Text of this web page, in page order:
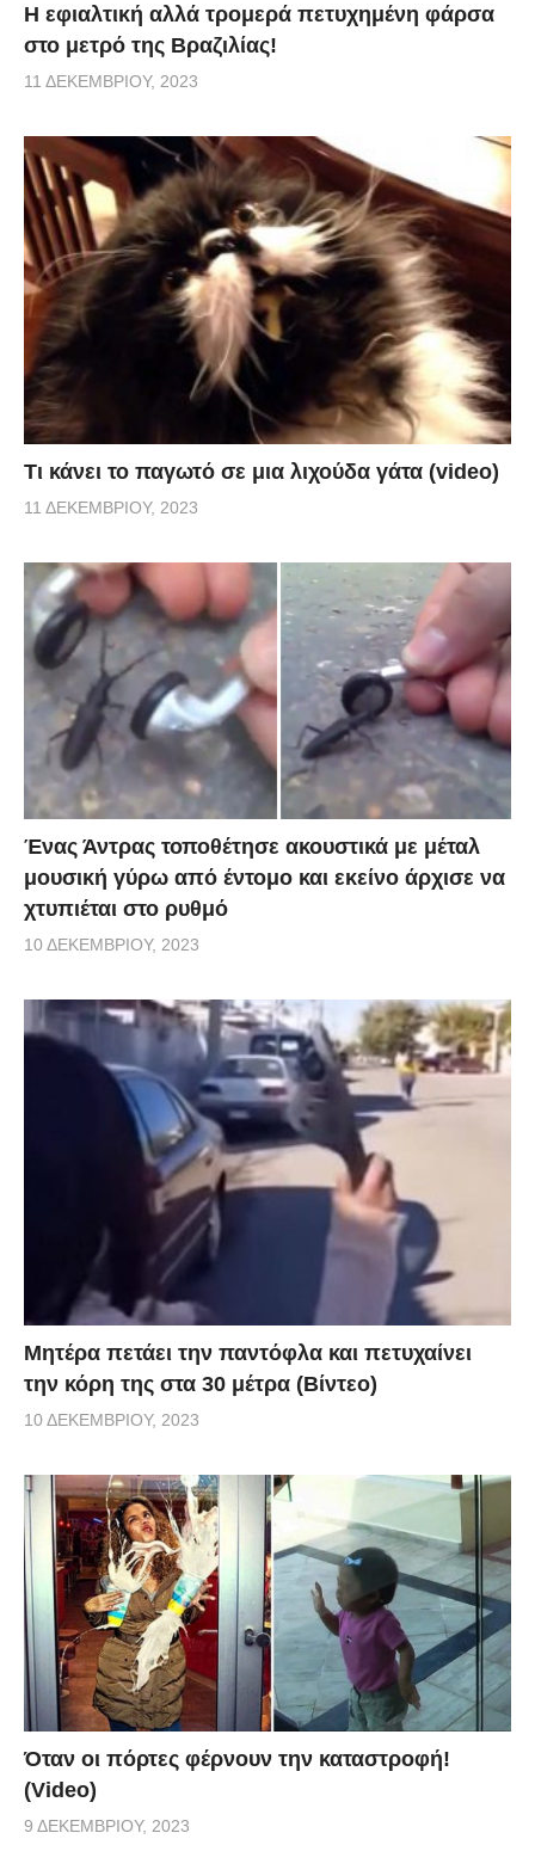
H εφιαλτική αλλά τρομερά πετυχημένη φάρσα
στο μετρό της Βραζιλίας!
11 ΔΕΚΕΜΒΡΊΟΥ, 2023
Τι κάνει το παγωτό σε μια λιχούδα γάτα (video)
11 ΔΕΚΕΜΒΡΊΟΥ, 2023
Ένας Άντρας τοποθέτησε ακουστικά με μέταλ
μουσική γύρω από έντομο και εκείνο άρχισε να
χτυπιέται στο ρυθμό
10 ΔΕΚΕΜΒΡΊΟΥ, 2023
Μητέρα πετάει την παντόφλα και πετυχαίνει
την κόρη της στα 30 μέτρα (Βίντεο)
10 ΔΕΚΕΜΒΡΊΟΥ, 2023
Όταν οι πόρτες φέρνουν την καταστροφή!
(Video)
9 ΔΕΚΕΜΒΡΊΟΥ, 2023